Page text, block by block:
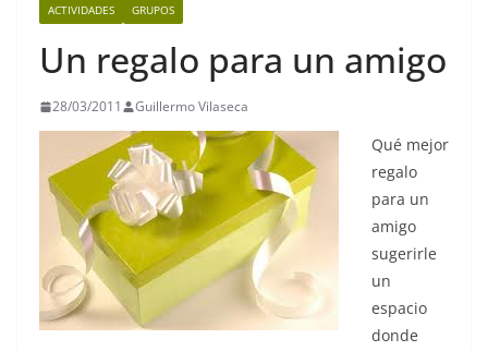
ACTIVIDADES GRUPOS
Un regalo para un amigo
28/03/2011 Guillermo Vilaseca
Qué mejor
regalo
para un
amigo
sugerirle
un
espacio
donde